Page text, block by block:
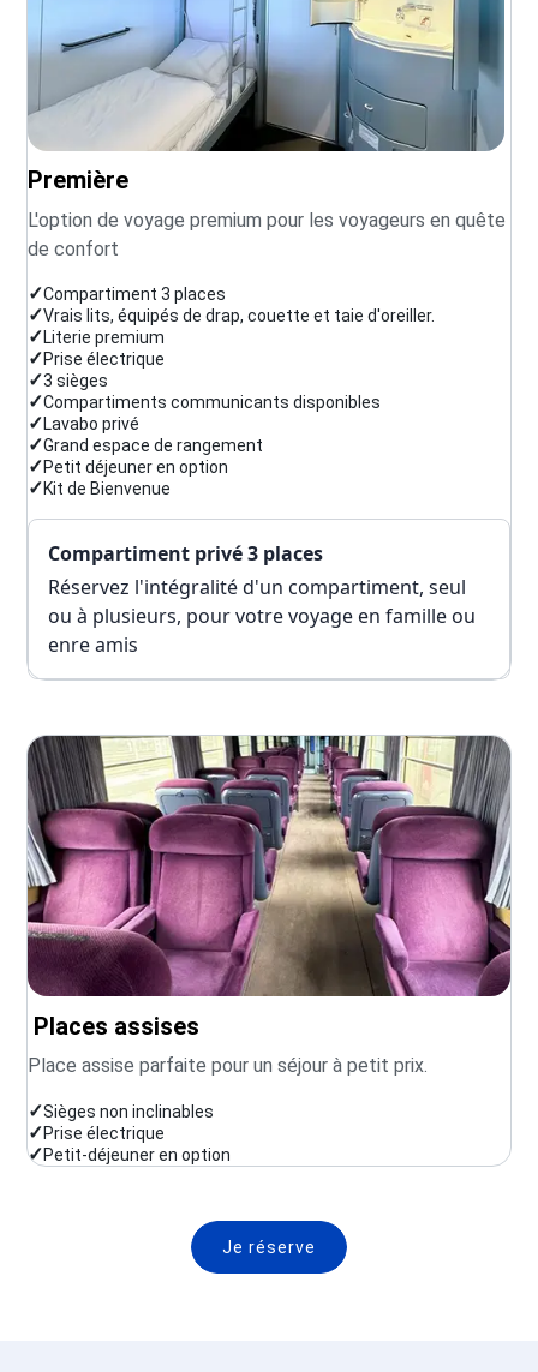
Première
L'option de voyage premium pour les voyageurs en quête
de confort
✓Compartiment 3 places
✓Vrais lits, équipés de drap, couette et taie d'oreiller.
✓Literie premium
✓Prise électrique
✓3 sièges
✓Compartiments communicants disponibles
✓Lavabo privé
✓Grand espace de rangement
✓Petit déjeuner en option
✓Kit de Bienvenue
Compartiment privé 3 places
Réservez l'intégralité d'un compartiment, seul
ou à plusieurs, pour votre voyage en famille ou
enre amis
Places assises
Place assise parfaite pour un séjour à petit prix.
✓Sièges non inclinables
✓Prise électrique
✓Petit-déjeuner en option
Je réserve